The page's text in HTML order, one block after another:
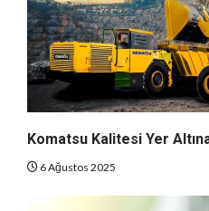
Komatsu Kalitesi Yer
6 Ağustos 2025